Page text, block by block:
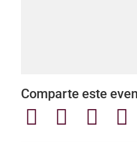
Comparte este